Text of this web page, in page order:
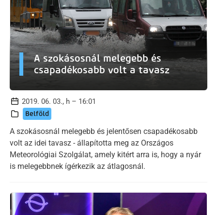
A szokásosnál melegebb és
csapadékosabb volt a tavasz
2019. 06. 03., h – 16:01
Belföld
A szokásosnál melegebb és jelentősen csapadékosabb
volt az idei tavasz - állapította meg az Országos
Meteorológiai Szolgálat, amely kitért arra is, hogy a nyár
is melegebbnek ígérkezik az átlagosnál.